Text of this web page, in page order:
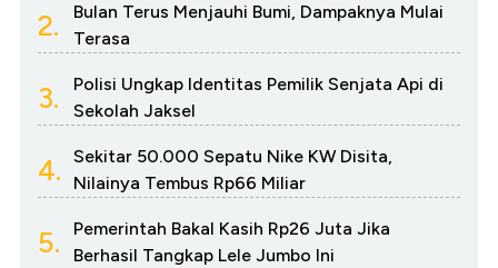
2.
Bulan Terus Menjauhi Bumi, Dampaknya Mulai
Terasa
3.
Polisi Ungkap Identitas Pemilik Senjata Api di
Sekolah Jaksel
4.
Sekitar 50.000 Sepatu Nike KW Disita,
Nilainya Tembus Rp66 Miliar
5.
Pemerintah Bakal Kasih Rp26 Juta Jika
Berhasil Tangkap Lele Jumbo Ini